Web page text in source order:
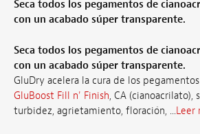
Seca todos los pegamentos de
con un acabado súper transparente.
Seca todos los pegamentos de
con un acabado súper transparente.
GluDry acelera la cura de los
GluBoost Fill n' Finish, CA (cianoacrilato),
turbidez, agrietamiento, floración, ...Leer